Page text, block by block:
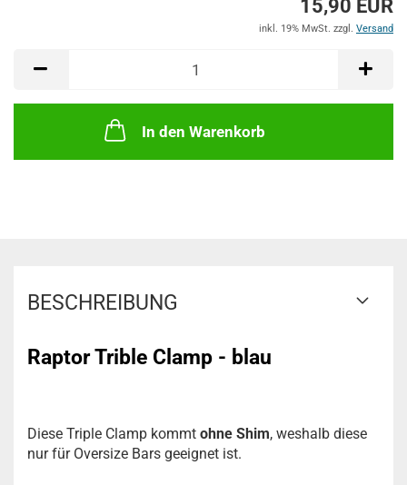
15,90 EUR
inkl. 19% MwSt. zzgl. Versand
In den Warenkorb
BESCHREIBUNG
Raptor Trible Clamp - blau
Diese Triple Clamp kommt ohne Shim, weshalb diese
nur für Oversize Bars geeignet ist.